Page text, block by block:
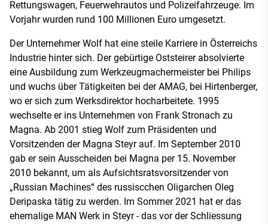
Rettungswagen, Feuerwehrautos und Polizeifahrzeuge. Im
Vorjahr wurden rund 100 Millionen Euro umgesetzt.
Der Unternehmer Wolf hat eine steile Karriere in Österreichs
Industrie hinter sich. Der gebürtige Oststeirer absolvierte
eine Ausbildung zum Werkzeugmachermeister bei Philips
und wuchs über Tätigkeiten bei der AMAG, bei Hirtenberger,
wo er sich zum Werksdirektor hocharbeitete. 1995
wechselte er ins Unternehmen von Frank Stronach zu
Magna. Ab 2001 stieg Wolf zum Präsidenten und
Vorsitzenden der Magna Steyr auf. Im September 2010
gab er sein Ausscheiden bei Magna per 15. November
2010 bekannt, um als Aufsichtsratsvorsitzender von
„Russian Machines“ des russiscchen Oligarchen Oleg
Deripaska tätig zu werden. Im Sommer 2021 hat er das
ehemalige MAN Werk in Steyr - das vor der Schliessung